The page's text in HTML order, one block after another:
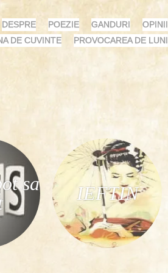
DESPRE POEZIE GANDURI
OPINII
DE CUVINTE
PROVOCAREA DE LUNI
sa
IEFTIN